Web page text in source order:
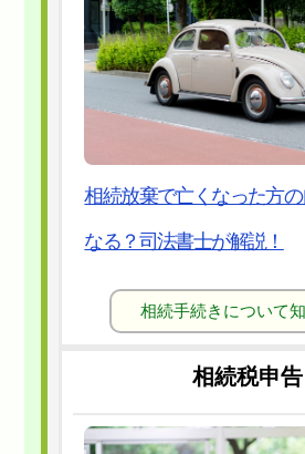
相続放棄で亡くなった方
なる？司法書士が解説！
相続手続きについて
相続税申告